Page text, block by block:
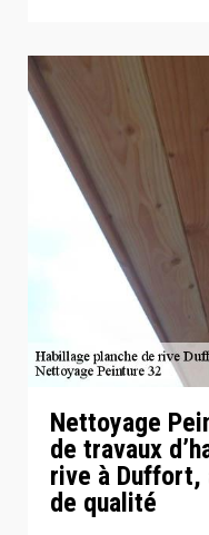
Nettoyage
de travaux
rive à Duffort,
de qualité